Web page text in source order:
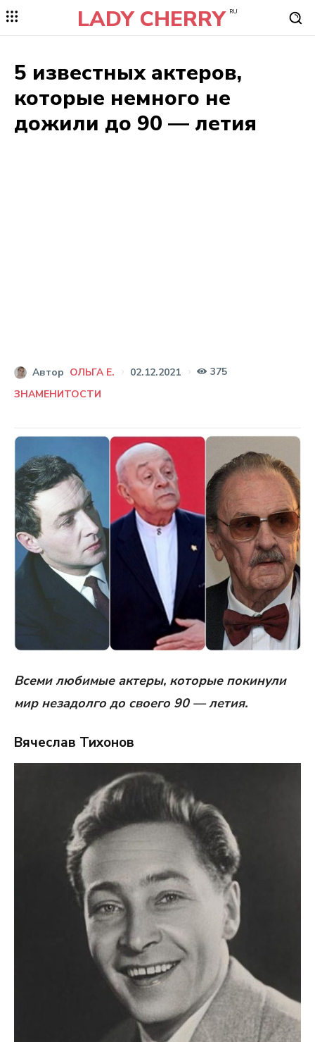
LADY CHERRY RU
5 известных актеров,
которые немного не
дожили до 90 — летия
Автор ОЛЬГА Е. 02.12.2021
375
ЗНАМЕНИТОСТИ
Всеми любимые актеры, которые покинули
мир незадолго до своего 90 — летия.
Вячеслав Тихонов